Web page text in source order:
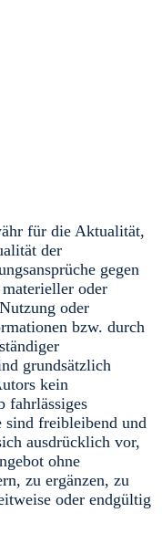
für die Aktualität,
der
gegen
oder
oder
bzw. durch
grundsätzlich
kein
fahrlässiges
sind freibleibend und
ausdrücklich vor,
ohne
zu ergänzen, zu
oder endgültig